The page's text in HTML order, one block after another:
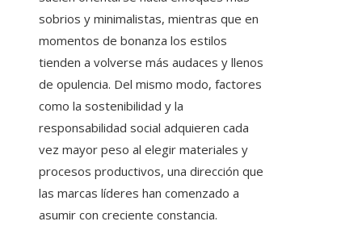
sobrios y minimalistas, mientras que en
momentos de bonanza los estilos
tienden a volverse más audaces y llenos
de opulencia. Del mismo modo, factores
como la sostenibilidad y la
responsabilidad social adquieren cada
vez mayor peso al elegir materiales y
procesos productivos, una dirección que
las marcas líderes han comenzado a
asumir con creciente constancia.